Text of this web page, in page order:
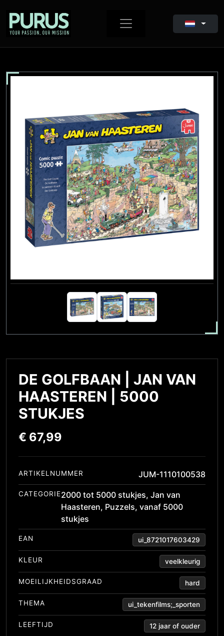
DE GOLFBAAN | JAN VAN
HAASTEREN | 5000
STUKJES
€ 67,99
ARTIKELNUMMER JUM-1110100538
CATEGORIE2000 tot 5000 stukjes, Jan van
Haasteren, Puzzels, vanaf 5000
stukjes
EAN ui_8721017603429
KLEUR veelkleurig
MOEILIJKHEIDSGRAAD hard
THEMA ui_tekenfilms;_sporten
LEEFTIJD 12 jaar of ouder